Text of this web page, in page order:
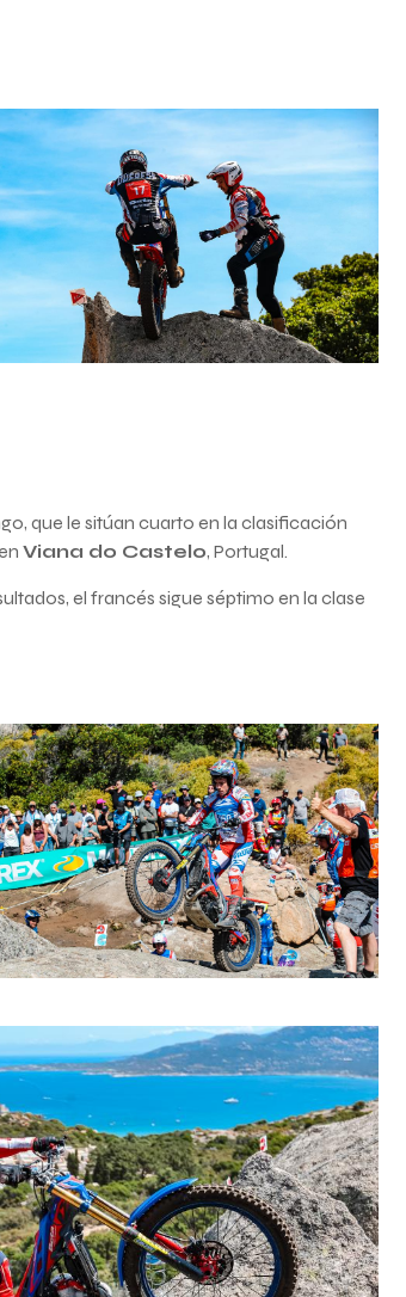
que le sitúan cuarto en la clasificación
Viana do Castelo, Portugal.
el francés sigue séptimo en la clase